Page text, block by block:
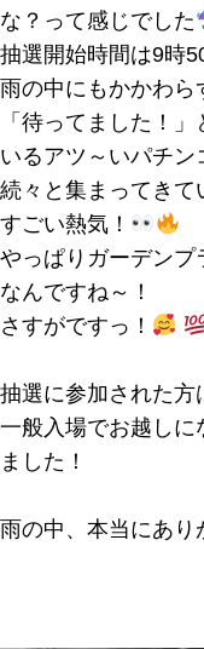
な？って感じでした
抽選開始時間は9時
雨の中にもかかわら
「待ってました！
いるアツ～いパチ
続々と集まってきて
すごい熱気！
やっぱりガーデン
なんですね～！
さすがですっ！
抽選に参加された方
一般入場でお越しに
ました！
雨の中、本当にあり